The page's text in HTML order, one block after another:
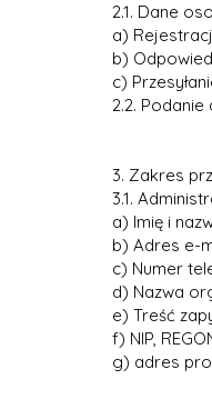
2.1. Dane
a)
b)
c)
2.2.
3. Zakres
3.1.
a) Imię i
b) Adres e-
c) Numer
d) Nazwa
e) Treść
f) NIP,
g) adres